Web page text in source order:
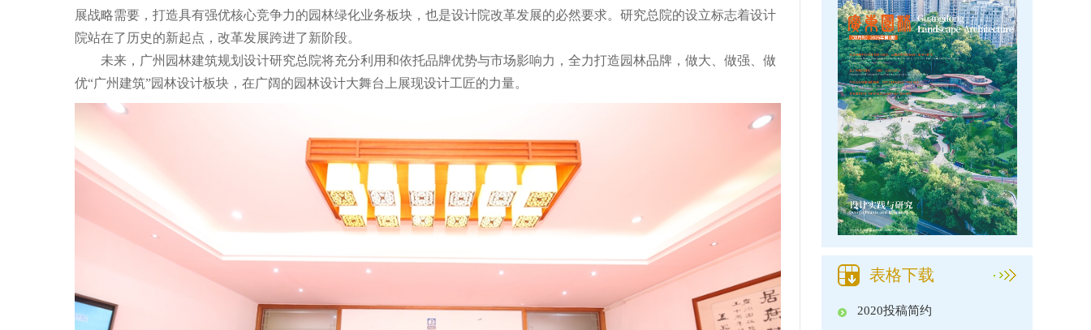
展战略需要，打造具有强优核心竞争力的园林绿化业务板块，也是设计院改革发展的必然要求。研究总院的设立标志着设计
院站在了历史的新起点，改革发展跨进了新阶段。
未来，广州园林建筑规划设计研究总院将充分利用和依托品牌优势与市场影响力，全力打造园林品牌，做大、做强、做
优“广州建筑”园林设计板块，在广阔的园林设计大舞台上展现设计工匠的力量。
表格下载
2020投稿简约